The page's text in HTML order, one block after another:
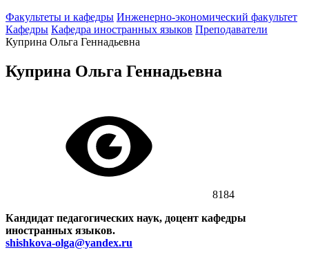
Факультеты и кафедры Инженерно-экономический факультет
Кафедры Кафедра иностранных языков Преподаватели
Куприна Ольга Геннадьевна
Куприна Ольга Геннадьевна
8184
Кандидат педагогических наук, доцент кафедры
иностранных языков.
shishkova-olga@yandex.ru